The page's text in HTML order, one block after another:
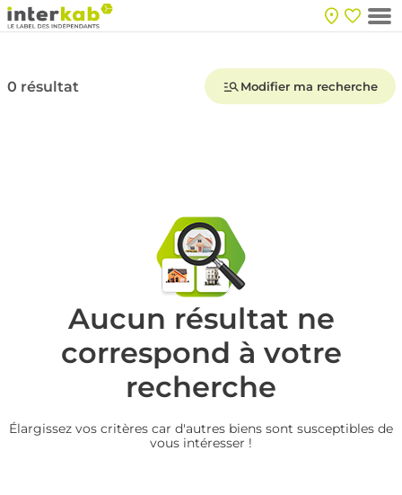
0 résultat Modifier ma recherche
Aucun résultat ne
correspond à votre
recherche
Élargissez vos critères car d'autres biens sont susceptibles de
vous intéresser !